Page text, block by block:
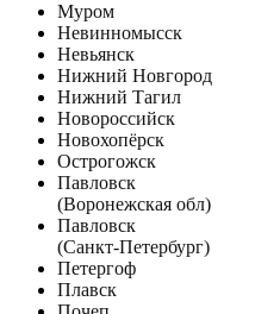
Муром
Невинномысск
Невьянск
Нижний Новгород
Нижний Тагил
Новороссийск
Новохопёрск
Острогожск
Павловск
(Воронежская обл)
Павловск
(Санкт-Петербург)
Петергоф
Плавск